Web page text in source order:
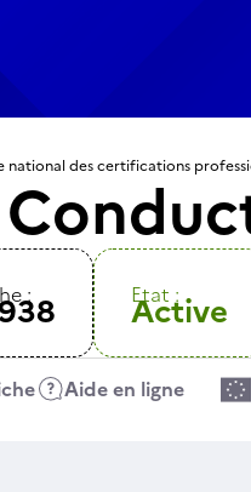
national des certifications
: Etat :
Active
Aide en ligne